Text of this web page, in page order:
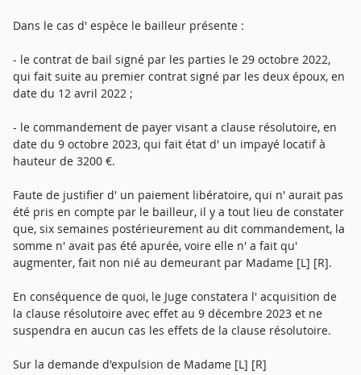
Dans le cas d' espèce le bailleur présente :
- le contrat de bail signé par les parties le 29 octobre 2022,
qui fait suite au premier contrat signé par les deux époux, en
date du 12 avril 2022 ;
- le commandement de payer visant a clause résolutoire, en
date du 9 octobre 2023, qui fait état d' un impayé locatif à
hauteur de 3200 €.
Faute de justifier d' un paiement libératoire, qui n' aurait pas
été pris en compte par le bailleur, il y a tout lieu de constater
que, six semaines postérieurement au dit commandement, la
somme n' avait pas été apurée, voire elle n' a fait qu'
augmenter, fait non nié au demeurant par Madame [L] [R].
En conséquence de quoi, le Juge constatera l' acquisition de
la clause résolutoire avec effet au 9 décembre 2023 et ne
suspendra en aucun cas les effets de la clause résolutoire.
Sur la demande d'expulsion de Madame [L] [R]